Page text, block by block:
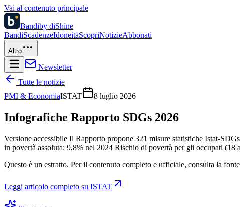
Vai al contenuto principale
Bandiby diShine
BandiScadenzeIdoneitàScopriNotizieAbbonati
Altro
Newsletter
Tutte le notizie
PMI & EconomiaISTAT 8 luglio 2026
Infografiche Rapporto SDGs 2026
Versione accessibile Il Rapporto propone 321 misure statistiche Istat-
in povertà assoluta: 9,8% nel 2024 Rischio di povertà per gli occupati
Questo è un estratto. Per il contenuto completo e ufficiale, consulta la
Leggi articolo completo su ISTAT